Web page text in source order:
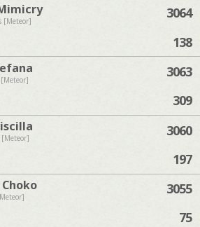
[Meteor]
3064
138
3063
309
3060
197
3055
75